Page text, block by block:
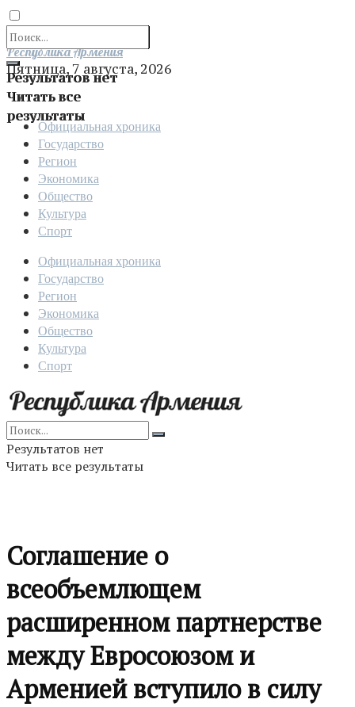
Результатов нет
Читать все
результаты
Отправить
Республика Армения
Пятница, 7 августа, 2026
Официальная хроника
Государство
Регион
Экономика
Общество
Культура
Спорт
Официальная хроника
Государство
Регион
Экономика
Общество
Культура
Спорт
Результатов нет
Читать все результаты
Соглашение о
всеобъемлющем
расширенном партнерстве
между Евросоюзом и
Арменией вступило в силу